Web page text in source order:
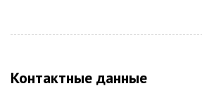
Контактные данные